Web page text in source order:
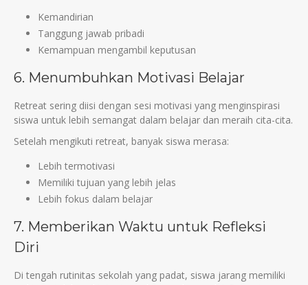
Kemandirian
Tanggung jawab pribadi
Kemampuan mengambil keputusan
6. Menumbuhkan Motivasi Belajar
Retreat sering diisi dengan sesi motivasi yang menginspirasi
siswa untuk lebih semangat dalam belajar dan meraih cita-cita.
Setelah mengikuti retreat, banyak siswa merasa:
Lebih termotivasi
Memiliki tujuan yang lebih jelas
Lebih fokus dalam belajar
7. Memberikan Waktu untuk Refleksi
Diri
Di tengah rutinitas sekolah yang padat, siswa jarang memiliki